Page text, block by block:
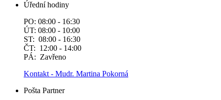
Úřední hodiny
PO: 08:00 - 16:30
ÚT: 08:00 - 10:00
ST: 08:00 - 16:30
ČT: 12:00 - 14:00
PÁ: Zavřeno
Kontakt - Mudr. Martina Pokorná
Pošta Partner